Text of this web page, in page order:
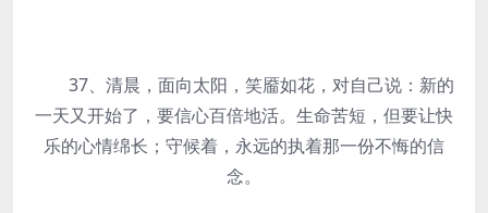
37、清晨，面向太阳，笑靥如花，对自己说：新的
一天又开始了，要信心百倍地活。生命苦短，但要让快
乐的心情绵长；守候着，永远的执着那一份不悔的信
念。